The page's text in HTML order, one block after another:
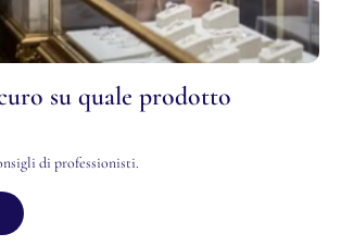
su quale prodotto
di professionisti.